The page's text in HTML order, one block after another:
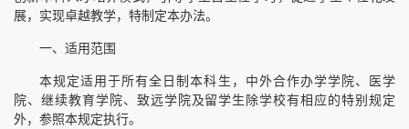
展，实现卓越教学，特制定本办法。
一、适用范围
本规定适用于所有全日制本科生，中外合作办学学院、医学
院、继续教育学院、致远学院及留学生除学校有相应的特别规定
外，参照本规定执行。